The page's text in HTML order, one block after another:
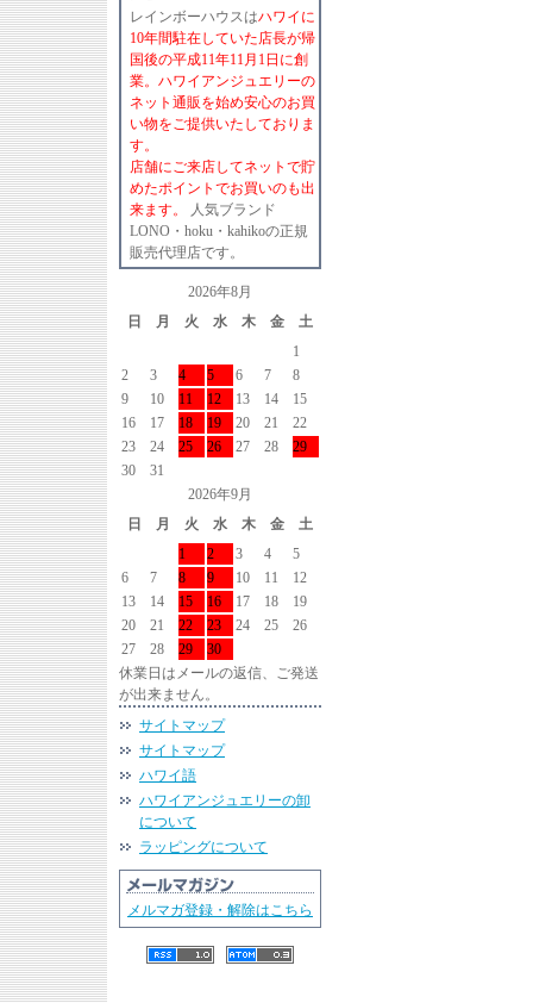
レインボーハウスはハワイに
10年間駐在していた店長が帰
国後の平成11年11月1日に創
業。ハワイアンジュエリーの
ネット通販を始め安心のお買
い物をご提供いたしておりま
す。
店舗にご来店してネットで貯
めたポイントでお買いのも出
来ます。
人気ブランド
LONO・hoku・kahikoの正規
販売代理店です。
2026年8月
日
月 火 水 木 金
土
1
2
3 4 5 6 7
8
9
10 11 12 13 14
15
16
17 18 19 20 21
22
23
24 25 26 27 28
29
30
31
2026年9月
日
月 火 水 木 金
土
1
2 3 4
5
6
7 8 9 10 11
12
13
14 15 16 17 18
19
20
21 22 23 24 25
26
27
28 29
30
休業日はメールの返信、ご発送
が出来ません。
サイトマップ
サイトマップ
ハワイ語
ハワイアンジュエリーの卸
について
ラッピングについて
メルマガ登録・解除はこちら